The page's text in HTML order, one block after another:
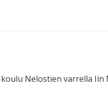
Nelostien varrella